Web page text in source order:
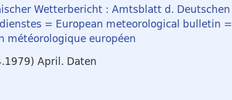
Wetterbericht : Amtsblatt d. Deutschen
= European meteorological bulletin =
météorologique européen
April. Daten